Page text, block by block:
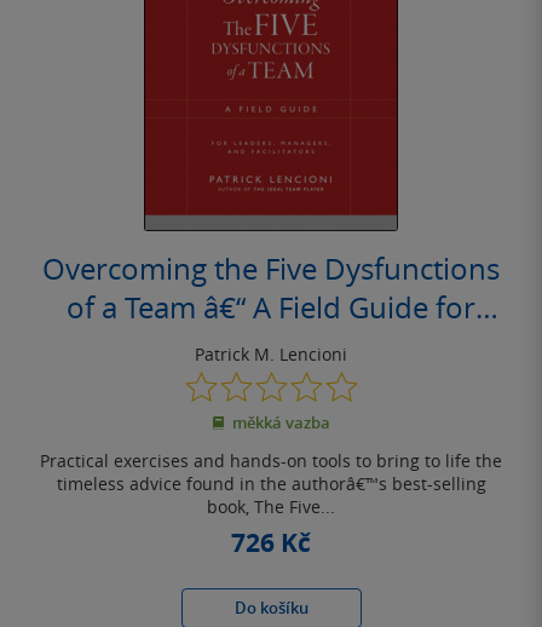
Overcoming the Five Dysfunctions
of a Team â€“ A Field Guide for
Leaders, Managers and Facilitators
Patrick M. Lencioni
0.0
z
5
měkká vazba
Practical exercises and hands-on tools to bring to life the
timeless advice found in the authorâ€™s best-selling
book, The Five...
726 Kč
Do košíku